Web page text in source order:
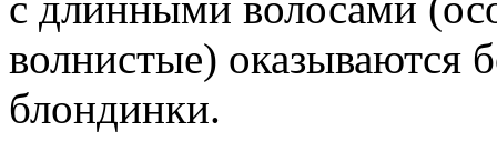
волнистые) оказываются
блондинки.